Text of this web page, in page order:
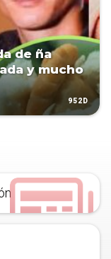
de ña
y mucho
952D